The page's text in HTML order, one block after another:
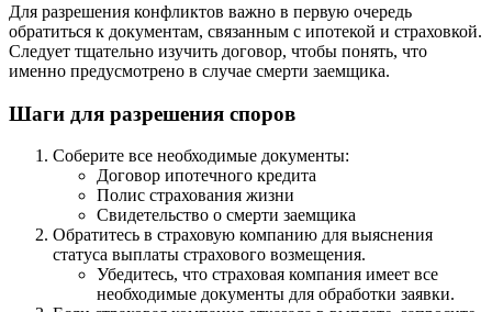
Для разрешения конфликтов важно в первую очередь
обратиться к документам, связанным с ипотекой и страховкой.
Следует тщательно изучить договор, чтобы понять, что
именно предусмотрено в случае смерти заемщика.
Шаги для разрешения споров
Соберите все необходимые документы:
Договор ипотечного кредита
Полис страхования жизни
Свидетельство о смерти заемщика
Обратитесь в страховую компанию для выяснения
статуса выплаты страхового возмещения.
Убедитесь, что страховая компания имеет все
необходимые документы для обработки заявки.